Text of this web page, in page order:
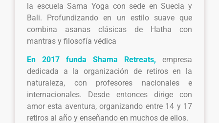
la escuela Sama Yoga con sede en Suecia y
Bali. Profundizando en un estilo suave que
combina asanas clásicas de Hatha con
mantras y filosofía védica
En 2017 funda Shama Retreats, empresa
dedicada a la organización de retiros en la
naturaleza, con profesores nacionales e
internacionales. Desde entonces dirige con
amor esta aventura, organizando entre 14 y 17
retiros al año y enseñando en muchos de ellos.